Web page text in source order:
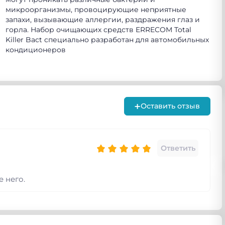
микроорганизмы, провоцирующие неприятные
запахи, вызывающие аллергии, раздражения глаз и
горла. Набор очищающих средств ERRECOM Total
Killer Bact специально разработан для автомобильных
кондиционеров
+Оставить отзыв
Ответить
него.